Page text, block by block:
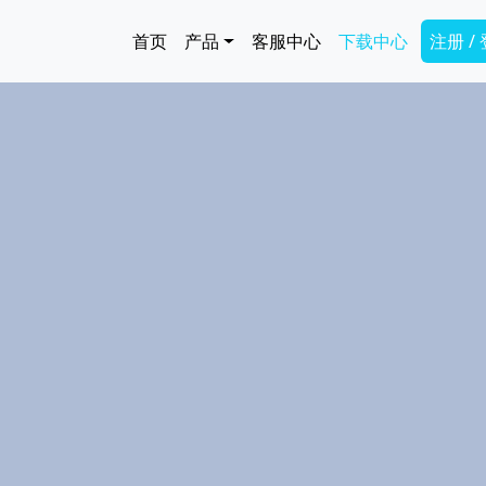
Main navigation
首页 产品 客服中心 下载中心 注册 /